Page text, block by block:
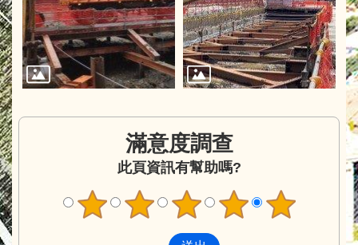
滿意度調查
此頁資訊有幫助嗎?